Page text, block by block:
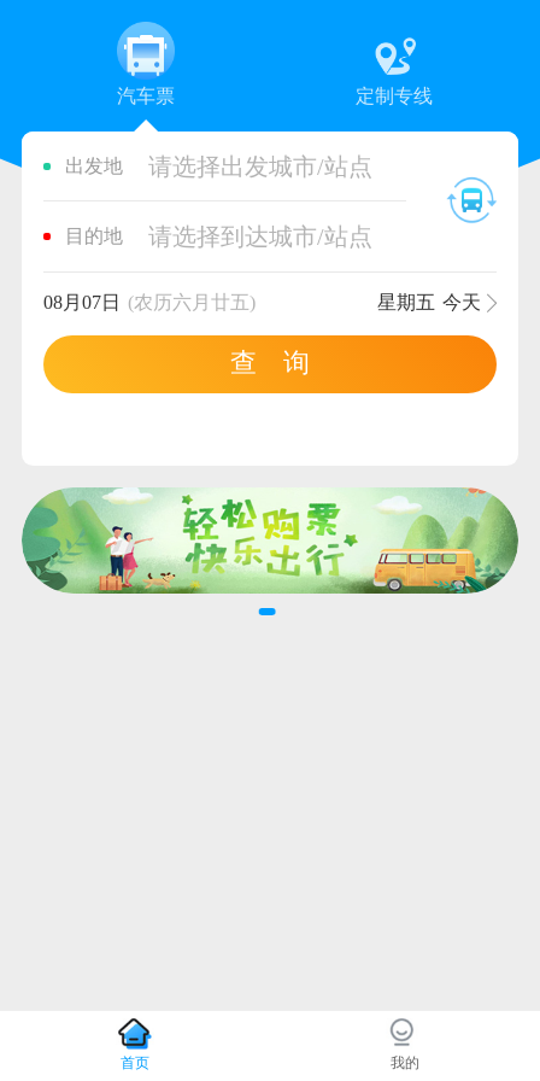
汽车票 定制专线
出发地 请选择出发城市/站点
目的地 请选择到达城市/站点
08月07日 (农历六月廿五) 星期五 今天
查 询
首页 我的